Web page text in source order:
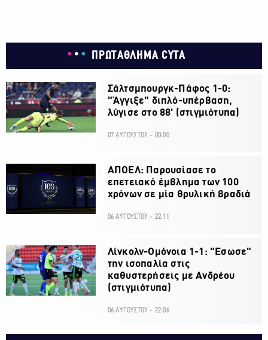
ΠΡΩΤΑΘΛΗΜΑ CYTA
Σάλτσμπουργκ-Πάφος 1-0:
"Άγγιξε" διπλό-υπέρβαση,
λύγισε στο 88' (στιγμιότυπα)
07 ΑΥΓΟΥΣΤΟΥ - 00:00
ΑΠΟΕΛ: Παρουσίασε το
επετειακό έμβλημα των 100
χρόνων σε μία θρυλική βραδιά
06 ΑΥΓΟΥΣΤΟΥ - 22:11
Λίνκολν-Ομόνοια 1-1: "Εσωσε"
την ισοπαλία στις
καθυστερήσεις με Ανδρέου
(στιγμιότυπα)
06 ΑΥΓΟΥΣΤΟΥ - 22:06